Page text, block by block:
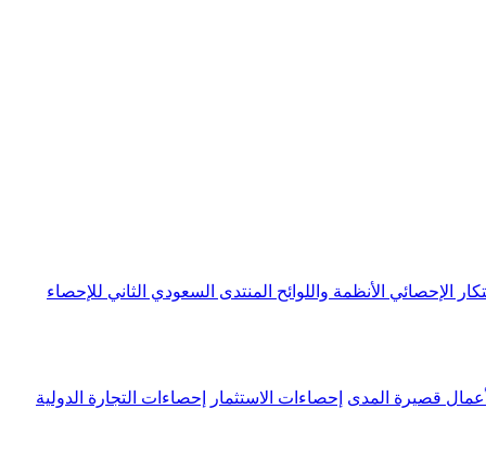
الإحصائي الأنظمة واللوائح المنتدى السعودي الثاني للإحصاء
قصيرة المدى إحصاءات الاستثمار إحصاءات التجارة الدولية